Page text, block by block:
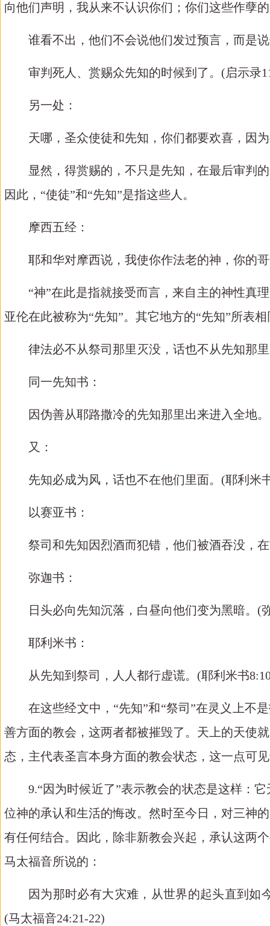
向他们声明，我从来不认识你们；你们这些作孽
谁看不出，他们不会说他们发过预言，而是
审判死人、赏赐众先知的时候到了。 (启示录
另一处：
天哪，圣众使徒和先知，你们都要欢喜，因
显然，得赏赐的，不只是先知，在最后审判
因此，“使徒”和“先知”是指这些人。
摩西五经：
耶和华对摩西说，我使你作法老的神，你的
“神”在此是指就接受而言，来自主的神性真
亚伦在此被称为“先知”。其它地方的“先知”所表
律法必不从祭司那里灭没，话也不从先知那
同一先知书：
因伪善从耶路撒冷的先知那里出来进入全地。
又：
先知必成为风，话也不在他们里面。 (耶利米
以赛亚书：
祭司和先知因烈酒而犯错，他们被酒吞没，
弥迦书：
日头必向先知沉落，白昼向他们变为黑暗。 (
耶利米书：
从先知到祭司，人人都行虚谎。 (耶利米书
在这些经文中，“先知”和“祭司”在灵义上不
善方面的教会，这两者都被摧毁了。天上的天使
态，主代表圣言本身方面的教会状态，这一点可
9.“因为时候近了”表示教会的状态是这样：
位神的承认和生活的悔改。然时至今日，对三神
有任何结合。因此，除非新教会兴起，承认这两
马太福音所说的：
因为那时必有大灾难，从世界的起头直到
(马太福音24:21-22)